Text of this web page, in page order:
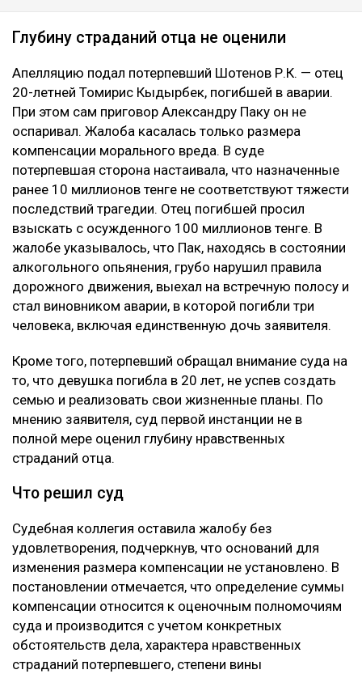
Глубину страданий отца не оценили
Апелляцию подал потерпевший Шотенов Р.К. — отец
20-летней Томирис Кыдырбек, погибшей в аварии.
При этом сам приговор Александру Паку он не
оспаривал. Жалоба касалась только размера
компенсации морального вреда. В суде
потерпевшая сторона настаивала, что назначенные
ранее 10 миллионов тенге не соответствуют тяжести
последствий трагедии. Отец погибшей просил
взыскать с осужденного 100 миллионов тенге. В
жалобе указывалось, что Пак, находясь в состоянии
алкогольного опьянения, грубо нарушил правила
дорожного движения, выехал на встречную полосу и
стал виновником аварии, в которой погибли три
человека, включая единственную дочь заявителя.
Кроме того, потерпевший обращал внимание суда на
то, что девушка погибла в 20 лет, не успев создать
семью и реализовать свои жизненные планы. По
мнению заявителя, суд первой инстанции не в
полной мере оценил глубину нравственных
страданий отца.
Что решил суд
Судебная коллегия оставила жалобу без
удовлетворения, подчеркнув, что оснований для
изменения размера компенсации не установлено. В
постановлении отмечается, что определение суммы
компенсации относится к оценочным полномочиям
суда и производится с учетом конкретных
обстоятельств дела, характера нравственных
страданий потерпевшего, степени вины